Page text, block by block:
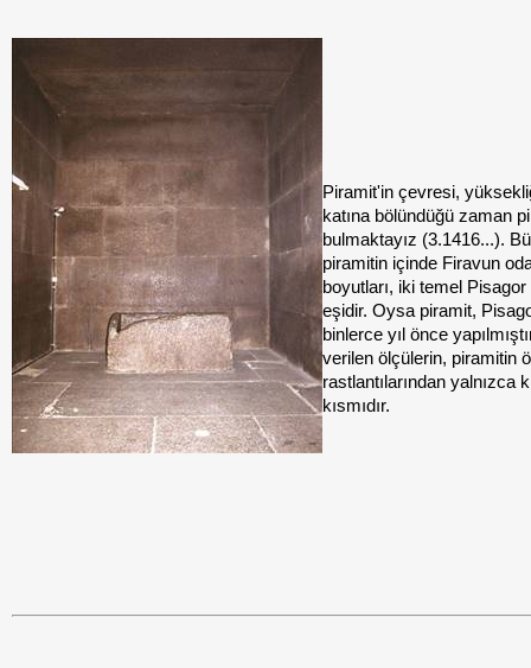
Piramit'in çevresi,
katına bölündüğü zaman pi
bulmaktayız (3.1416...).
piramitin içinde Firavun
boyutları, iki temel
eşidir. Oysa piramit,
binlerce yıl önce
verilen ölçülerin, piramitin
rastlantılarından yalnızca
kısmıdır.